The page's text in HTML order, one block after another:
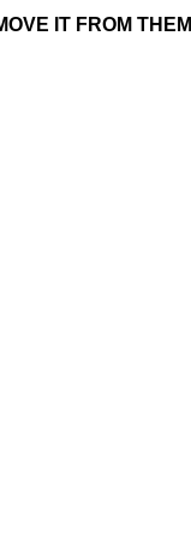
IT FROM